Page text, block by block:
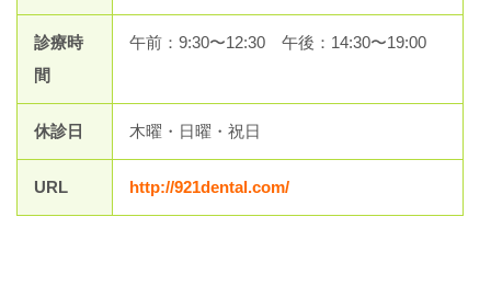
診療時
間
午前：9:30〜12:30 午後：14:30〜19:00
休診日 木曜・日曜・祝日
URL http://921dental.com/